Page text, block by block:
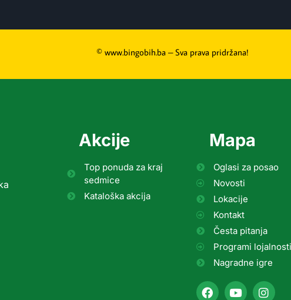
© www.bingobih.ba – Sva prava pridržana!
Akcije
Top ponuda za kraj
sedmice
Kataloška akcija
Mapa
Oglasi za posao
Novosti
Lokacije
Kontakt
Česta pitanja
Programi lojalnosti
Nagradne igre